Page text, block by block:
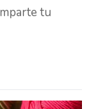
tu